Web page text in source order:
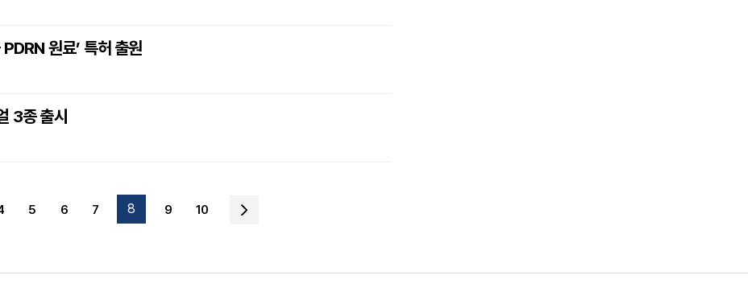
원료’ 특허 출원
3종 출시
5 6 7 8 9 10